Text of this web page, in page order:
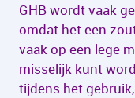
GHB wordt vaak
omdat het een
vaak op een lege
misselijk kunt
tijdens het